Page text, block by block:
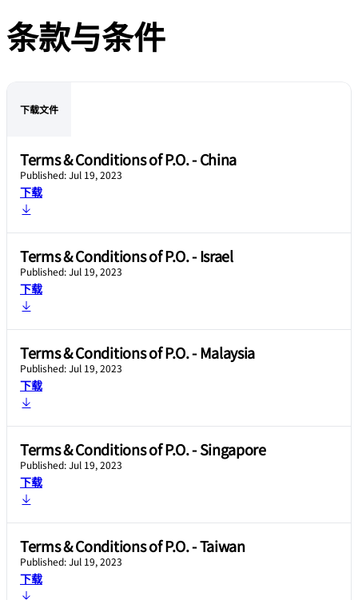
条款与条件
下载文件
Terms & Conditions of P.O. - China
Published: Jul 19, 2023
下载
Terms & Conditions of P.O. - Israel
Published: Jul 19, 2023
下载
Terms & Conditions of P.O. - Malaysia
Published: Jul 19, 2023
下载
Terms & Conditions of P.O. - Singapore
Published: Jul 19, 2023
下载
Terms & Conditions of P.O. - Taiwan
Published: Jul 19, 2023
下载